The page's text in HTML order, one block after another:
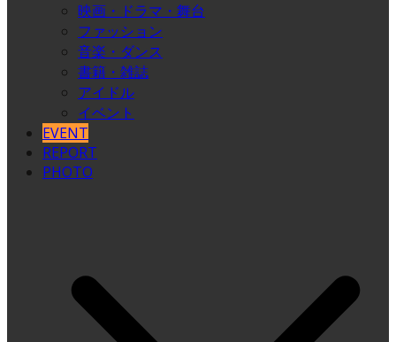
映画・ドラマ・舞台
ファッション
音楽・ダンス
書籍・雑誌
アイドル
イベント
EVENT
REPORT
PHOTO